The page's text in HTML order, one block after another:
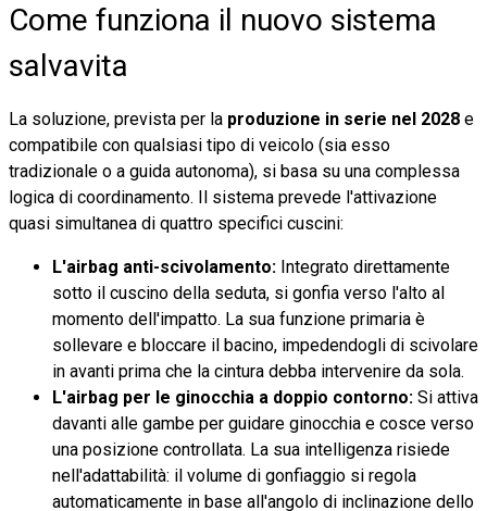
Come funziona il nuovo sistema
salvavita
La soluzione, prevista per la produzione in serie nel 2028 e
compatibile con qualsiasi tipo di veicolo (sia esso
tradizionale o a guida autonoma), si basa su una complessa
logica di coordinamento. Il sistema prevede l'attivazione
quasi simultanea di quattro specifici cuscini:
L'airbag anti-scivolamento: Integrato direttamente
sotto il cuscino della seduta, si gonfia verso l'alto al
momento dell'impatto. La sua funzione primaria è
sollevare e bloccare il bacino, impedendogli di scivolare
in avanti prima che la cintura debba intervenire da sola.
L'airbag per le ginocchia a doppio contorno: Si attiva
davanti alle gambe per guidare ginocchia e cosce verso
una posizione controllata. La sua intelligenza risiede
nell'adattabilità: il volume di gonfiaggio si regola
automaticamente in base all'angolo di inclinazione dello